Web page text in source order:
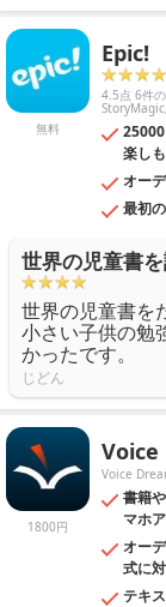
無料
Epic!
4.5点 6件
楽し
オー
最初
世界の児童書
世界の児童書を
小さい子供の勉
かったです。
じどん
1800円
Voice
書籍
マホ
オー
式に
テキ